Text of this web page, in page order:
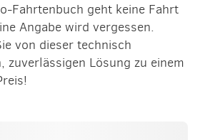
Fahrtenbuch geht keine Fahrt
Angabe wird vergessen.
von dieser technisch
zuverlässigen Lösung zu einem